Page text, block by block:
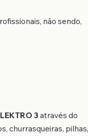
não sendo,
3através do
churrasqueiras, pilhas,